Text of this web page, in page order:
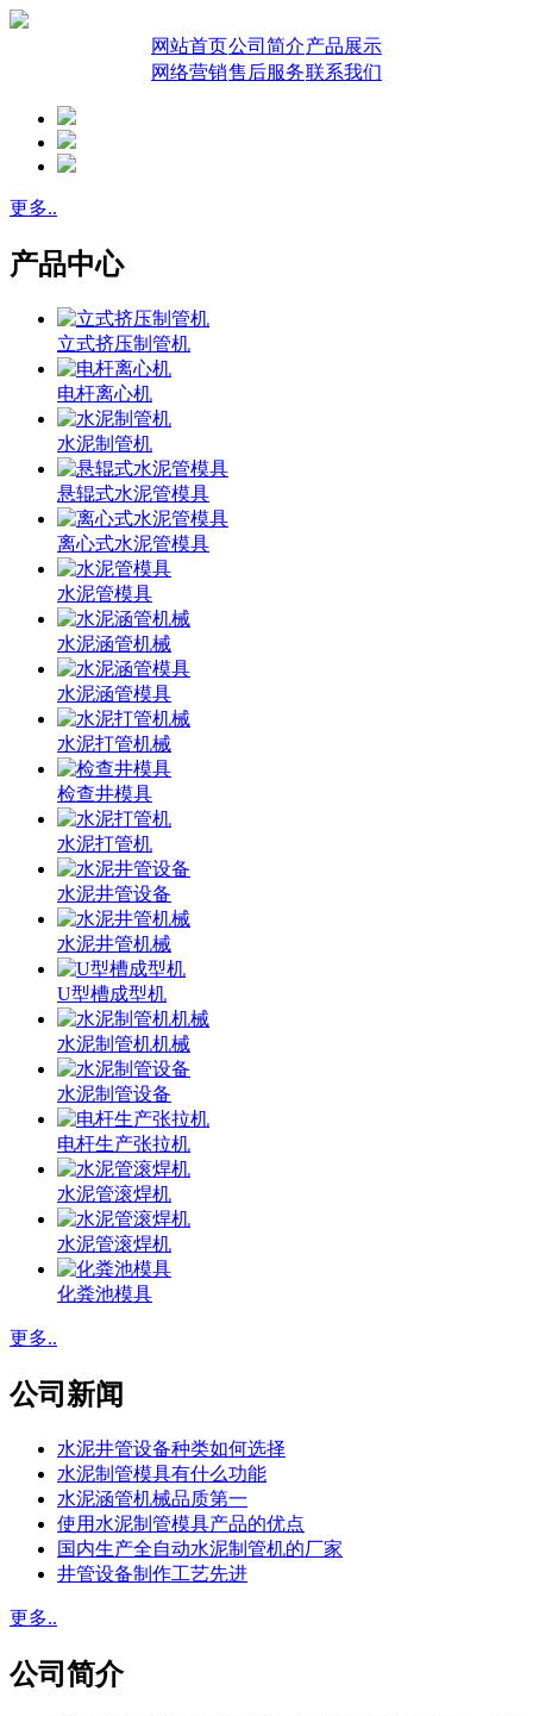
网站首页公司简介产品展示
网络营销售后服务联系我们
更多..
产品中心
立式挤压制管机
电杆离心机
水泥制管机
悬辊式水泥管模具
离心式水泥管模具
水泥管模具
水泥涵管机械
水泥涵管模具
水泥打管机械
检查井模具
水泥打管机
水泥井管设备
水泥井管机械
U型槽成型机
水泥制管机机械
水泥制管设备
电杆生产张拉机
水泥管滚焊机
水泥管滚焊机
化粪池模具
更多..
公司新闻
水泥井管设备种类如何选择
水泥制管模具有什么功能
水泥涵管机械品质第一
使用水泥制管模具产品的优点
国内生产全自动水泥制管机的厂家
井管设备制作工艺先进
更多..
公司简介